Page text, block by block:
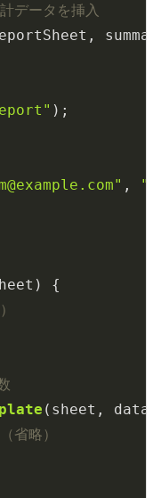
データを挿入
);
,
) {
( sheet, data
省略）